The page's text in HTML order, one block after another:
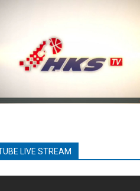
LIVE STREAM